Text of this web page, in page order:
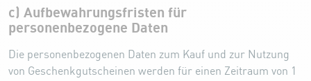
c) Aufbewahrungsfristen für
personenbezogene Daten
Die personenbezogenen Daten zum Kauf und zur Nutzung
von Geschenkgutscheinen werden für einen Zeitraum von 1